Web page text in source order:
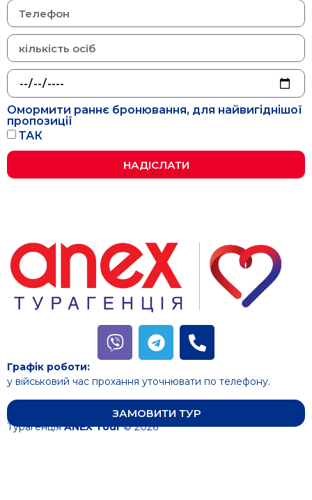
Омормити раннє бронювання, для найвигіднішої
пропозиції
ТАК
НАДІСЛАТИ
Графік роботи:
у військовий час прохання уточнювати по телефону.
ЗАМОВИТИ ТУР
ТурагенціяANEX Tour© 2026